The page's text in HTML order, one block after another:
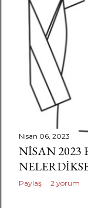
Nisan 06, 2023
NISAN 2023
Paylaş 2 yorum